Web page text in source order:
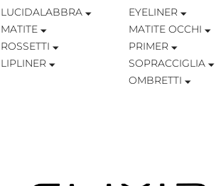
LUCIDALABBRA
MATITE
ROSSETTI
LIPLINER
EYELINER
MATITE OCCHI
PRIMER
SOPRACCIGLIA
OMBRETTI